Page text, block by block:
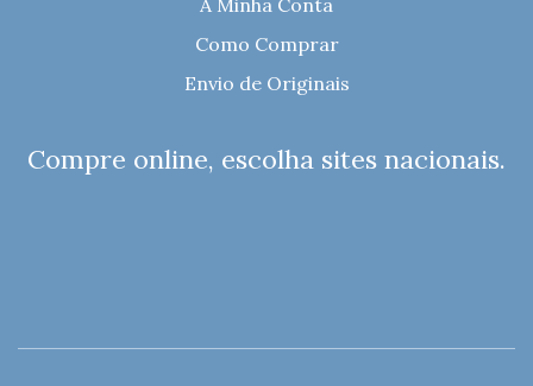
Como Comprar
Envio de Originais
Compre online, escolha sites nacionais.